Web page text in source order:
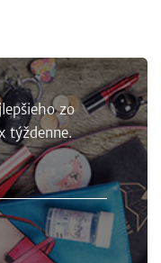
zo
týždenne.